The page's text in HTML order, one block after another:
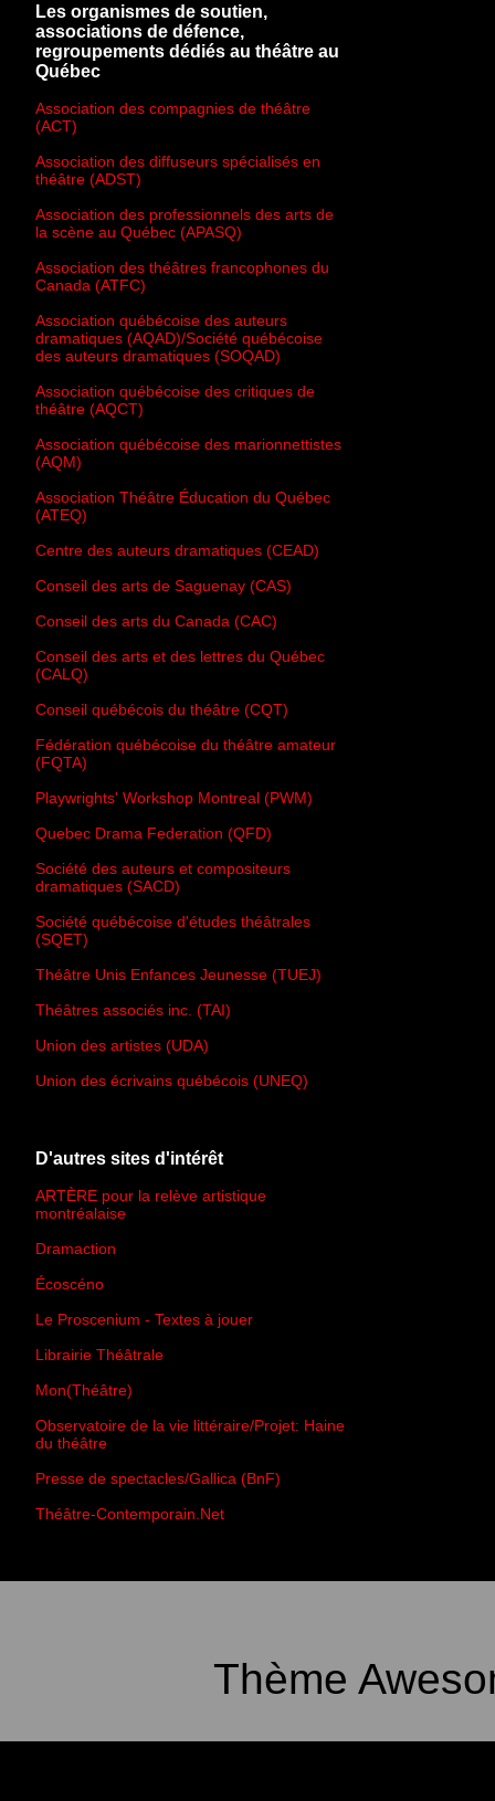
Les organismes de soutien,
associations de défence,
regroupements dédiés au théâtre au
Québec
Association des compagnies de théâtre
(ACT)
Association des diffuseurs spécialisés en
théâtre (ADST)
Association des professionnels des arts de
la scène au Québec (APASQ)
Association des théâtres francophones du
Canada (ATFC)
Association québécoise des auteurs
dramatiques (AQAD)/Société québécoise
des auteurs dramatiques (SOQAD)
Association québécoise des critiques de
théâtre (AQCT)
Association québécoise des marionnettistes
(AQM)
Association Théâtre Éducation du Québec
(ATEQ)
Centre des auteurs dramatiques (CEAD)
Conseil des arts de Saguenay (CAS)
Conseil des arts du Canada (CAC)
Conseil des arts et des lettres du Québec
(CALQ)
Conseil québécois du théâtre (CQT)
Fédération québécoise du théâtre amateur
(FQTA)
Playwrights' Workshop Montreal (PWM)
Quebec Drama Federation (QFD)
Société des auteurs et compositeurs
dramatiques (SACD)
Société québécoise d'études théâtrales
(SQET)
Théâtre Unis Enfances Jeunesse (TUEJ)
Théâtres associés inc. (TAI)
Union des artistes (UDA)
Union des écrivains québécois (UNEQ)
D'autres sites d'intérêt
ARTÈRE pour la relève artistique
montréalaise
Dramaction
Écoscéno
Le Proscenium - Textes à jouer
Librairie Théâtrale
Mon(Théâtre)
Observatoire de la vie littéraire/Projet: Haine
du théâtre
Presse de spectacles/Gallica (BnF)
Théâtre-Contemporain.Net
Thème